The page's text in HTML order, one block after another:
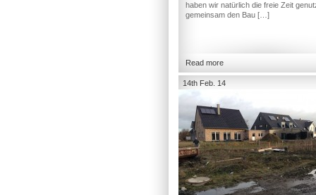
haben wir natürlich die freie Zeit
gemeinsam den Bau […]
Read more
14th Feb. 14